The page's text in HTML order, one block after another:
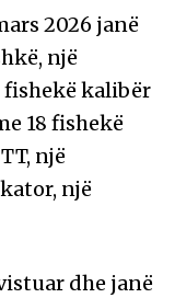
2026 janë
një
fishekë kalibër
18 fishekë
një
një
dhe janë